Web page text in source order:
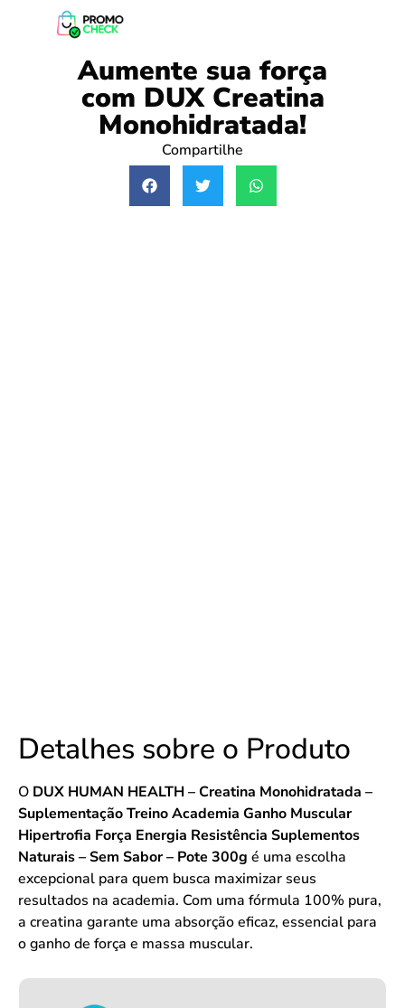
Aumente sua força
com DUX Creatina
Monohidratada!
Compartilhe
Detalhes sobre o Produto
O DUX HUMAN HEALTH – Creatina Monohidratada –
Suplementação Treino Academia Ganho Muscular
Hipertrofia Força Energia Resistência Suplementos
Naturais – Sem Sabor – Pote 300g é uma escolha
excepcional para quem busca maximizar seus
resultados na academia. Com uma fórmula 100% pura,
a creatina garante uma absorção eficaz, essencial para
o ganho de força e massa muscular.